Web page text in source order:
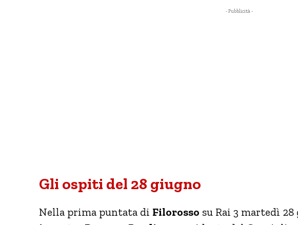
- Pubblicità -
Gli ospiti del 28 giugno
Nella prima puntata di Filorosso su Rai 3 martedì 28